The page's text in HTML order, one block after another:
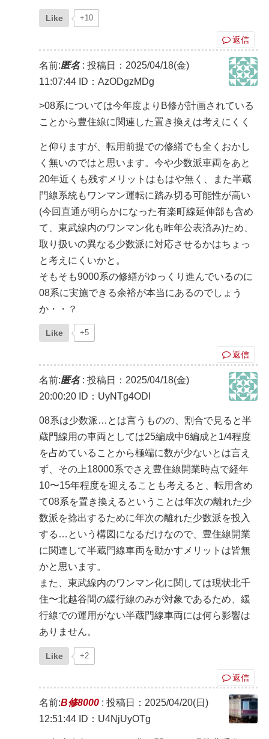
Like +10
返信
名前:匿名: 投稿日：2025/04/18(金)
11:07:44 ID：AzODgzMDg
>08系については今年度よりB修が計画されている
ことから豊住線に関連した置き換えは考えにくく
と仰りますが、転用前提での修繕でも全くおかし
く無いのではと思います。今や少数派車両をあと
20年近くも残すメリットはもはや無く、また半蔵
門線系統もワンマン運転に踏み切る可能性が高い
(今回直通が明らかになった有楽町線延伸部も含め
て、東武線内のワンマン化も昨年公表済み)ため、
取り扱いの異なる少数派に対応させるかはちょっ
と考えにくいかと。
そもそも9000系の修繕がゆっくり進んでいるのに
08系に実施できる余裕が本当にあるのでしょう
か・・？
Like +5
返信
名前:匿名: 投稿日：2025/04/18(金)
20:00:20 ID：UyNTg4ODI
08系は少数派…とは言うものの、割合で見ると半
蔵門線用の車両としては25編成中6編成と1/4程度
を占めていることから極端に数が少ないとは言え
ず、その上18000系でさえ豊住線開業時点で経年
10〜15年程度を迎えることも考えると、転用含め
て08系を置き換えるということは年次の離れた少
数派を捻出するために年次の離れた少数派を投入
する…という構図になるだけなので、豊住線開業
に関連して半蔵門線車両を動かすメリットは皆無
かと思います。
また、東武線内のワンマン化に関しては現状北千
住〜北越谷間の緩行線のみが対象であるため、緩
行線での運用がない半蔵門線車両には何ら影響は
ありません。
Like +2
返信
名前:B修8000 : 投稿日：2025/04/20(日)
12:51:44 ID：U4NjUyOTg